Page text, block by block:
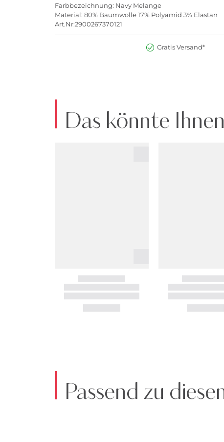
Farbbezeichnung: Navy Melange
Material: 80% Baumwolle 17% Polyamid 3% Elastan
Art.Nr:2900267370121
Gratis Versand*
Das könnte
Passend zu